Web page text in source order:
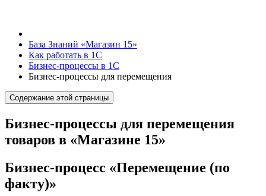
База Знаний «Магазин 15»
Как работать в 1С
Бизнес-процессы в 1С
Бизнес-процессы для перемещения
Содержание этой страницы
Бизнес-процессы для перемещения
товаров в «Магазине 15»
Бизнес-процесс «Перемещение (по
факту)»